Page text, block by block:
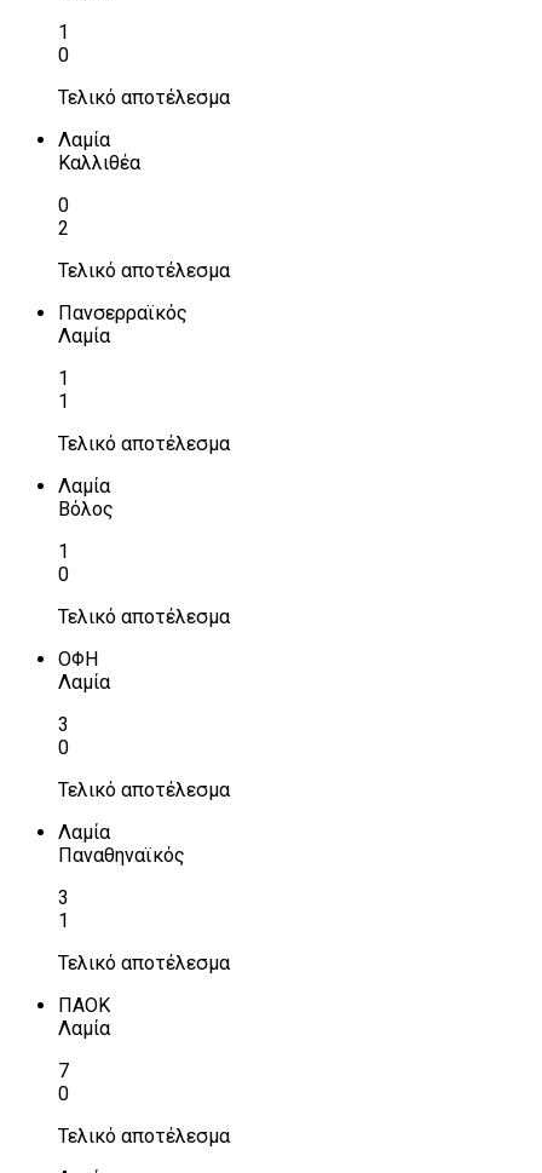
1
0
Τελικό αποτέλεσμα
Λαμία
Καλλιθέα
0
2
Τελικό αποτέλεσμα
Πανσερραϊκός
Λαμία
1
1
Τελικό αποτέλεσμα
Λαμία
Βόλος
1
0
Τελικό αποτέλεσμα
ΟΦΗ
Λαμία
3
0
Τελικό αποτέλεσμα
Λαμία
Παναθηναϊκός
3
1
Τελικό αποτέλεσμα
ΠΑΟΚ
Λαμία
7
0
Τελικό αποτέλεσμα